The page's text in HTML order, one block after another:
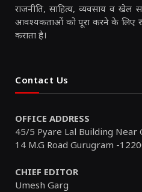
राजनीति, साहित्य, व्यवसाय व खेल
आवश्यकताओं को पूरा करने के लिए
कराता है।
Contact Us
OFFICE ADDRESS
45/5 Pyare Lal Building Near
14 M.G Road Gurugram -
CHIEF EDITOR
Umesh Garg